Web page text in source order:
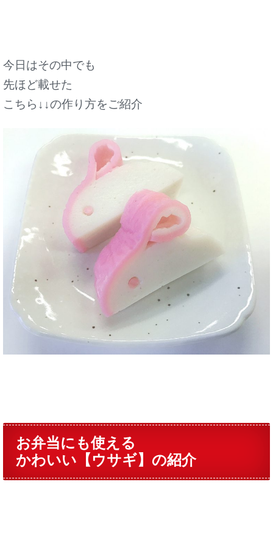
今日はその中でも
先ほど載せた
こちら↓↓の作り方をご紹介
お弁当にも使える
かわいい【ウサギ】の紹介